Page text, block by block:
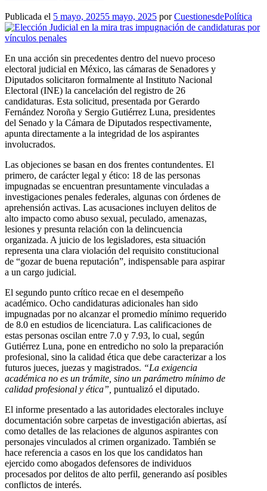
Publicada el 5 mayo, 20255 mayo, 2025 porCuestionesdePolítica
En una acción sin precedentes dentro del nuevo proceso
electoral judicial en México, las cámaras de Senadores y
Diputados solicitaron formalmente al Instituto Nacional
Electoral (INE) la cancelación del registro de 26
candidaturas. Esta solicitud, presentada por Gerardo
Fernández Noroña y Sergio Gutiérrez Luna, presidentes
del Senado y la Cámara de Diputados respectivamente,
apunta directamente a la integridad de los aspirantes
involucrados.
Las objeciones se basan en dos frentes contundentes. El
primero, de carácter legal y ético: 18 de las personas
impugnadas se encuentran presuntamente vinculadas a
investigaciones penales federales, algunas con órdenes de
aprehensión activas. Las acusaciones incluyen delitos de
alto impacto como abuso sexual, peculado, amenazas,
lesiones y presunta relación con la delincuencia
organizada. A juicio de los legisladores, esta situación
representa una clara violación del requisito constitucional
de “gozar de buena reputación”, indispensable para aspirar
a un cargo judicial.
El segundo punto crítico recae en el desempeño
académico. Ocho candidaturas adicionales han sido
impugnadas por no alcanzar el promedio mínimo requerido
de 8.0 en estudios de licenciatura. Las calificaciones de
estas personas oscilan entre 7.0 y 7.93, lo cual, según
Gutiérrez Luna, pone en entredicho no solo la preparación
profesional, sino la calidad ética que debe caracterizar a los
futuros jueces, juezas y magistrados. “La exigencia
académica no es un trámite, sino un parámetro mínimo de
calidad profesional y ética”, puntualizó el diputado.
El informe presentado a las autoridades electorales incluye
documentación sobre carpetas de investigación abiertas, así
como detalles de las relaciones de algunos aspirantes con
personajes vinculados al crimen organizado. También se
hace referencia a casos en los que los candidatos han
ejercido como abogados defensores de individuos
procesados por delitos de alto perfil, generando así posibles
conflictos de interés.